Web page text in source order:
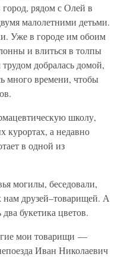
рядом с Олей в
малолетними детьми.
Уже в городе им обоим
и влиться в толпы
добралась домой,
много времени, чтобы
школу,
курортах, а недавно
в одной из
могилы, беседовали,
друзей–товарищей. А
букетика цветов.
мои товарищи —
Иван Николаевич